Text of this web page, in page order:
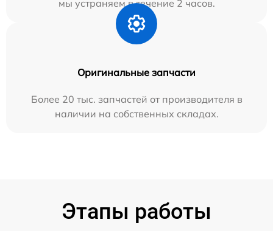
мы устраняем в течение 2 часов.
Оригинальные запчасти
Более 20 тыс. запчастей от производителя в
наличии на собственных складах.
Этапы работы